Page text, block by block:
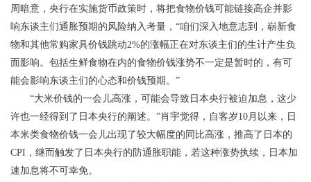
周暗意，央行在实施货币政策时，将把食物价钱可能链接高企并影
响东谈主们通胀预期的风险纳入考量，“咱们深入地意志到，崭新食
物和其他常购家具价钱跳动2%的涨幅正在对东谈主们的生计产生负
面影响。包括生鲜食物在内的食物价钱涨势不一定是暂时的，有可
能会影响东谈主们的心态和价钱预期。”
“大米价钱的一会儿高涨，可能会导致日本央行被迫加息，这少
许也一经得到了日本央行的阐述。”肖宇觉得，自客岁10月以来，日
本米类食物价钱一会儿出现了较大幅度的同比高涨，推高了日本的
CPI，继而触发了日本央行的防通胀职能，若这种涨势执续，日本加
速加息将不可幸免。